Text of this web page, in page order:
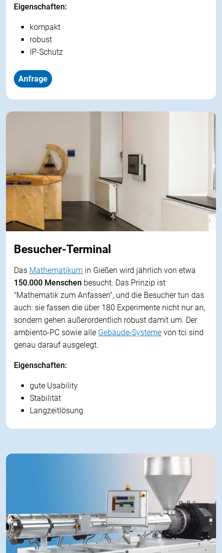
Eigenschaften:
kompakt
robust
IP-Schutz
Anfrage
Besucher-Terminal
Das Mathematikum in Gießen wird jährlich von etwa
150.000 Menschen besucht. Das Prinzip ist
"Mathematik zum Anfassen", und die Besucher tun das
auch: sie fassen die über 180 Experimente nicht nur an,
sondern gehen außerordentlich robust damit um. Der
ambiento-PC sowie alle Gebäude-Systeme von tci sind
genau darauf ausgelegt.
Eigenschaften:
gute Usability
Stabilität
Langzeitlösung